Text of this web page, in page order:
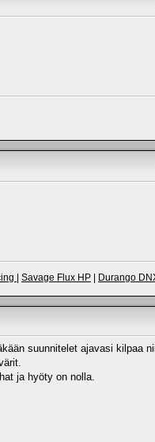
Savage Flux HP Durango
suunnitelet ajavasi kilpaa
ja hyöty on nolla.